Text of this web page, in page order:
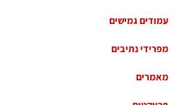
עמודים גמישים
מפרידי נתיבים
מאמרים